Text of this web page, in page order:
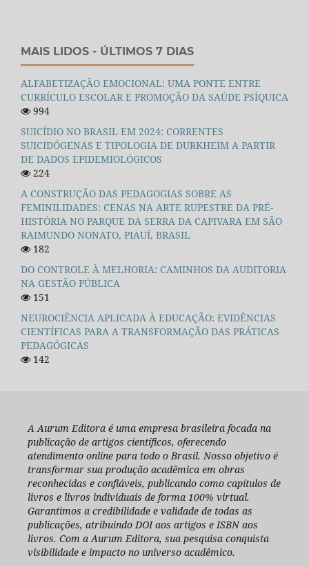
MAIS LIDOS - ÚLTIMOS 7 DIAS
ALFABETIZAÇÃO EMOCIONAL: UMA PONTE ENTRE
CURRÍCULO ESCOLAR E PROMOÇÃO DA SAÚDE PSÍQUICA
994
SUICÍDIO NO BRASIL EM 2024: CORRENTES
SUICIDÓGENAS E TIPOLOGIA DE DURKHEIM A PARTIR
DE DADOS EPIDEMIOLÓGICOS
224
A CONSTRUÇÃO DAS PEDAGOGIAS SOBRE AS
FEMINILIDADES: CENAS NA ARTE RUPESTRE DA PRÉ-
HISTÓRIA NO PARQUE DA SERRA DA CAPIVARA EM SÃO
RAIMUNDO NONATO, PIAUÍ, BRASIL
182
DO CONTROLE À MELHORIA: CAMINHOS DA AUDITORIA
NA GESTÃO PÚBLICA
151
NEUROCIÊNCIA APLICADA À EDUCAÇÃO: EVIDÊNCIAS
CIENTÍFICAS PARA A TRANSFORMAÇÃO DAS PRÁTICAS
PEDAGÓGICAS
142
A Aurum Editora é uma empresa brasileira focada na
publicação de artigos científicos, oferecendo
atendimento online para todo o Brasil. Nosso objetivo é
transformar sua produção acadêmica em obras
reconhecidas e confiáveis, publicando como capítulos de
livros e livros individuais de forma 100% virtual.
Garantimos a credibilidade e validade de todas as
publicações, atribuindo DOI aos artigos e ISBN aos
livros. Com a Aurum Editora, sua pesquisa conquista
visibilidade e impacto no universo acadêmico.